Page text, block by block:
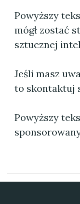
Powyższy
mógł zostać
sztucznej
Jeśli masz
to skontaktuj
Powyższy